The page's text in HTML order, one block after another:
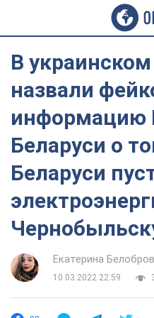
В
назвали
информацию
Беларуси о
Беларуси
Екатерина
10.03.2022 22:59